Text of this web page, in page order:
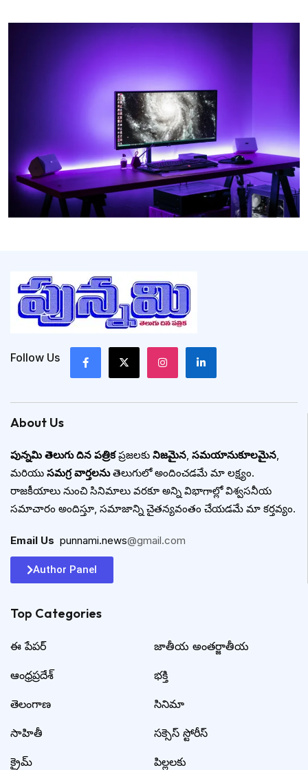
Follow Us
About Us
పున్నమి తెలుగు దిన పత్రికప్రజలకు నిజమైన, సమయానుకూలమైన,
మరియు సమగ్ర వార్తలనుతెలుగులో అందించడమే మా లక్ష్యం.
రాజకీయాలు నుంచి సినిమాలు వరకూ అన్ని విభాగాల్లో విశ్వసనీయ
సమాచారం అందిస్తూ, సమాజాన్ని చైతన్యవంతం చేయడమే మా కర్తవ్యం.
Email Us punnami.news@gmail.com
Author Panel
Top Categories​
ఈ పేపర్
ఆంధ్రప్రదేశ్
తెలంగాణ
సాహితీ
క్రైమ్
జాతీయ అంతర్జాతీయ
భక్తి
సినిమా
సక్సెస్ స్టోరీస్
పిల్లలకు